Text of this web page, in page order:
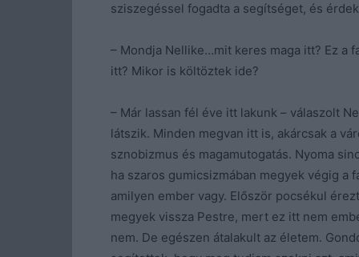
sziszegéssel fogadta a segítséget, és
– Mondja Nellike…mit keres maga itt? Ez a
itt? Mikor is költöztek ide?
– Már lassan fél éve itt lakunk – válaszolt
látszik. Minden megvan itt is, akárcsak a
sznobizmus és magamutogatás. Nyoma
ha szaros gumicsizmában megyek végig a
amilyen ember vagy. Először pocsékul
megyek vissza Pestre, mert ez itt nem
nem. De egészen átalakult az életem.